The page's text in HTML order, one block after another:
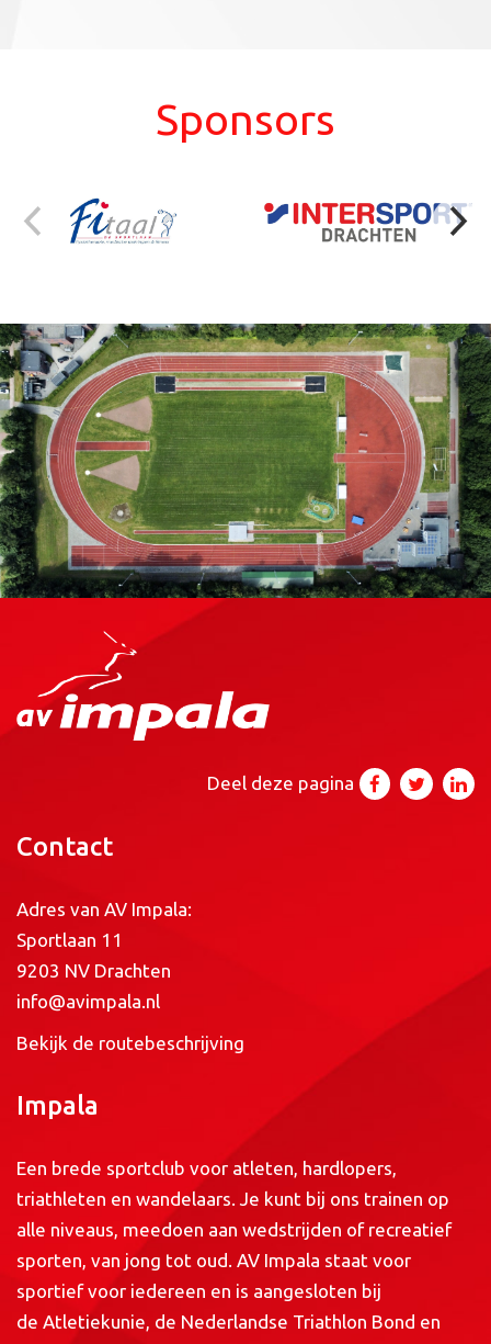
Sponsors
Deel deze pagina
Contact
Adres van AV Impala:
Sportlaan 11
9203 NV Drachten
info@avimpala.nl
Bekijk de routebeschrijving
Impala
Een brede sportclub voor atleten, hardlopers,
triathleten en wandelaars. Je kunt bij ons trainen op
alle niveaus, meedoen aan wedstrijden of recreatief
sporten, van jong tot oud. AV Impala staat voor
sportief voor iedereen en is aangesloten bij
de Atletiekunie, de Nederlandse Triathlon Bond en